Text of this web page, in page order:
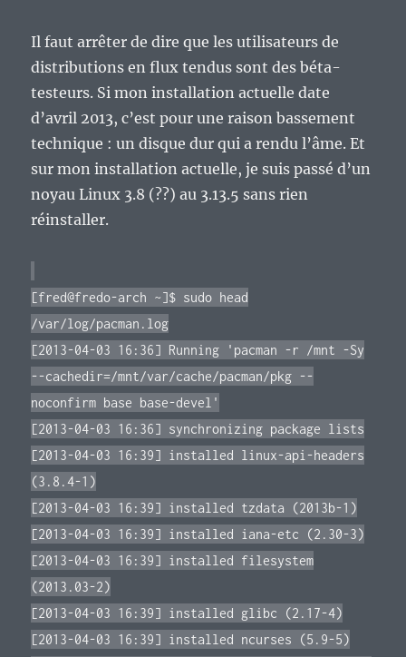
Il faut arrêter de dire que les utilisateurs de
distributions en flux tendus sont des béta-
testeurs. Si mon installation actuelle date
d’avril 2013, c’est pour une raison bassement
technique : un disque dur qui a rendu l’âme. Et
sur mon installation actuelle, je suis passé d’un
noyau Linux 3.8 (??) au 3.13.5 sans rien
réinstaller.
[fred@fredo-arch ~]$ sudo head
/var/log/pacman.log
[2013-04-03 16:36] Running 'pacman -r /mnt -Sy
--cachedir=/mnt/var/cache/pacman/pkg --
noconfirm base base-devel'
[2013-04-03 16:36] synchronizing package lists
[2013-04-03 16:39] installed linux-api-headers
(3.8.4-1)
[2013-04-03 16:39] installed tzdata (2013b-1)
[2013-04-03 16:39] installed iana-etc (2.30-3)
[2013-04-03 16:39] installed filesystem
(2013.03-2)
[2013-04-03 16:39] installed glibc (2.17-4)
[2013-04-03 16:39] installed ncurses (5.9-5)